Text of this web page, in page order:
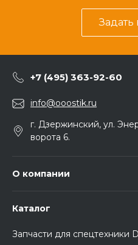
Задать
+7 (495) 363-92-60
info@ooostik.ru
г. Дзержинский, ул.
ворота 6.
О компании
Каталог
Запчасти для спецтехники